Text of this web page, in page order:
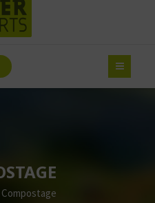
Compostage